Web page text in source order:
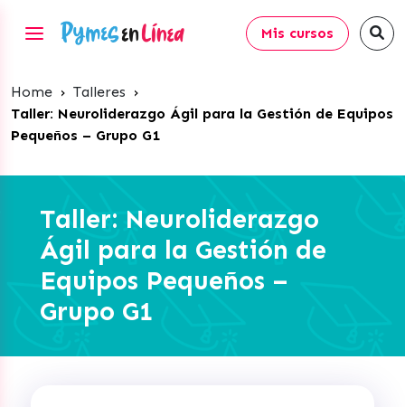
Mis cursos
Home › Talleres ›
Taller: Neuroliderazgo Ágil para la Gestión de Equipos
Pequeños – Grupo G1
Taller: Neuroliderazgo
Ágil para la Gestión de
Equipos Pequeños –
Grupo G1